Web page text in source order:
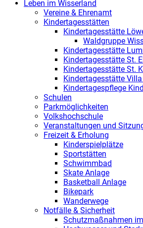
Leben im Wisserland
Vereine & Ehrenamt
Kindertagesstätten
Kindertagesstätte
Waldgruppe
Kindertagesstätte
Kindertagesstätte St.
Kindertagesstätte St.
Kindertagesstätte
Kindertagespflege
Schulen
Parkmöglichkeiten
Volkshochschule
Veranstaltungen und
Freizeit & Erholung
Kinderspielplätze
Sportstätten
Schwimmbad
Skate Anlage
Basketball Anlage
Bikepark
Wanderwege
Notfälle & Sicherheit
Schutzmaßnahmen